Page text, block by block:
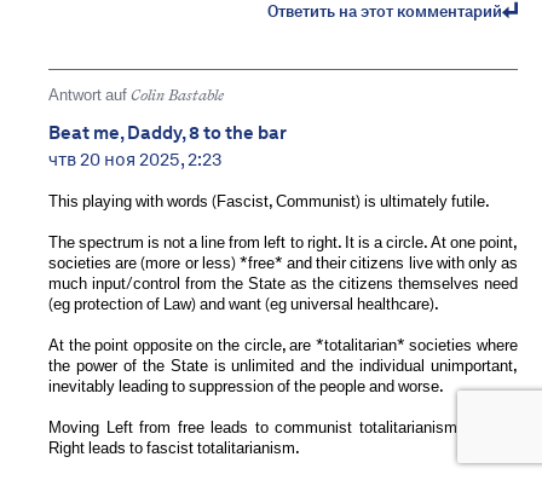
Ответить на этот комментарий
Antwort auf Colin Bastable
Beat me, Daddy, 8 to the bar
чтв 20 ноя 2025, 2:23
This playing with words (Fascist, Communist) is ultimately futile.
The spectrum is not a line from left to right. It is a circle. At one point,
societies are (more or less) *free* and their citizens live with only as
much input/control from the State as the citizens themselves need
(eg protection of Law) and want (eg universal healthcare).
At the point opposite on the circle, are *totalitarian* societies where
the power of the State is unlimited and the individual unimportant,
inevitably leading to suppression of the people and worse.
Moving Left from free leads to communist totalitarianism. Moving
Right leads to fascist totalitarianism.